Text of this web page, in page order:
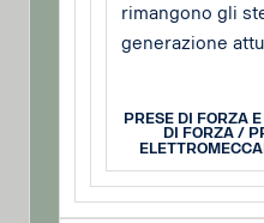
rimangono gli
generazione
PRESE DI FORZA
DI FORZA /